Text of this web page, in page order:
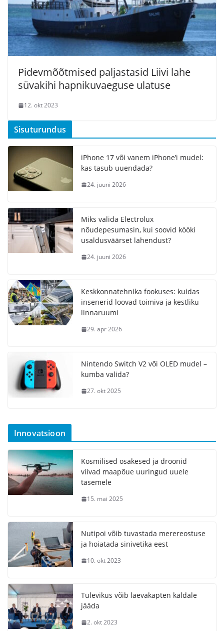
Pidevmõõtmised paljastasid Liivi lahe
süvakihi hapnikuvaeguse ulatuse
12. okt 2023
Sisuturundus
iPhone 17 või vanem iPhone’i mudel:
kas tasub uuendada?
24. juuni 2026
Miks valida Electrolux
nõudepesumasin, kui soovid kööki
usaldusväärset lahendust?
24. juuni 2026
Keskkonnatehnika fookuses: kuidas
insenerid loovad toimiva ja kestliku
linnaruumi
29. apr 2026
Nintendo Switch V2 või OLED mudel –
kumba valida?
27. okt 2025
Innovatsioon
Kosmilised osakesed ja droonid
viivad maapõue uuringud uuele
tasemele
15. mai 2025
Nutipoi võib tuvastada merereostuse
ja hoiatada sinivetika eest
10. okt 2023
Tulevikus võib laevakapten kaldale
jääda
2. okt 2023